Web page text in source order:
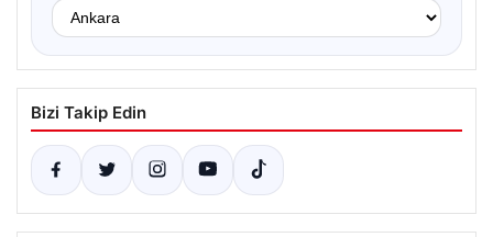
Bizi Takip Edin